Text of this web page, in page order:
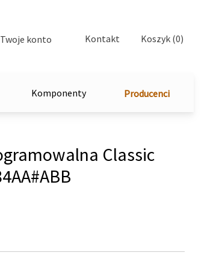
Twoje konto Kontakt Koszyk (0)
Komponenty Producenci
Classic